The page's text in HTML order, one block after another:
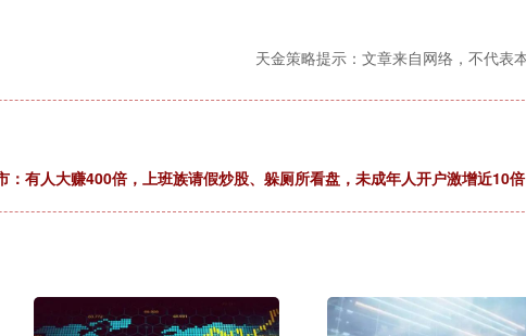
天金策略提示：文章来自网络，不代表
：有人大赚400倍，上班族请假炒股、躲厕所看盘，未成年人开户激增近10倍